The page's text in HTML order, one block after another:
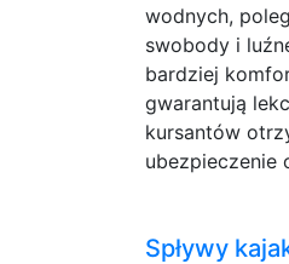
wodnych,
swobody i
bardziej
gwarantują
kursantów
ubezpieczenie
Spływy